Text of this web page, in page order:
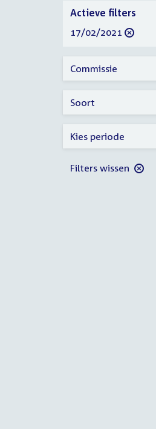
Verfijn
uw
resultaten
Actieve filters
verwijder
17/02/2021
Commissie
Soort
Kies periode
Filters wissen